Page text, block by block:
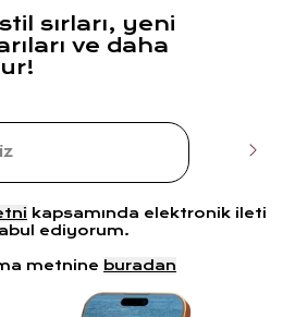
sırları, yeni
ve daha
kapsamında elektronik ileti
ediyorum.
metnine buradan